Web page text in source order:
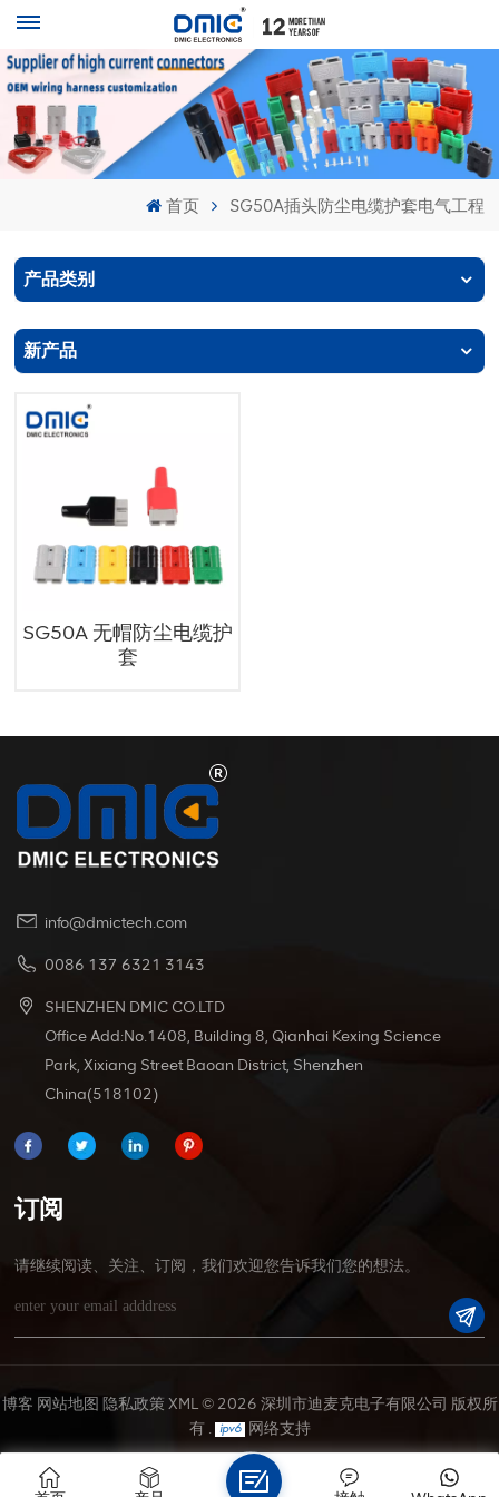
首页 SG50A插头防尘电缆护套电气工程
产品类别
新产品
SG50A 无帽防尘电缆护
套
info@dmictech.com
0086 137 6321 3143
SHENZHEN DMIC CO.LTD
Office Add:No.1408, Building 8, Qianhai Kexing Science
Park, Xixiang Street Baoan District, Shenzhen
China(518102)
订阅
请继续阅读、关注、订阅，我们欢迎您告诉我们您的想法。
博客 网站地图 隐私政策 XML© 2026 深圳市迪麦克电子有限公司 版权所
有 .
网络支持